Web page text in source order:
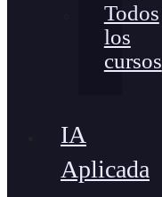
Todos
los
cursos
IA
Aplicada